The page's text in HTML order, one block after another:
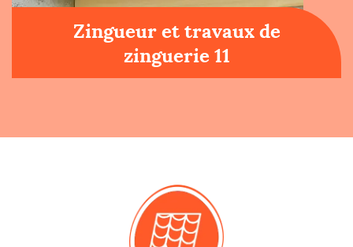
Zingueur et travaux de
zinguerie 11